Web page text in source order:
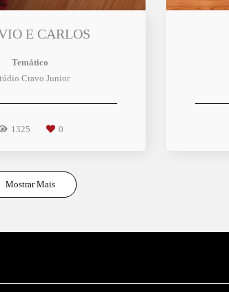
E CARLOS
Temático
Cravo Junior
1325 0
Mostrar Mais